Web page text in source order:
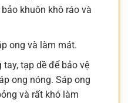
khuôn khô ráo và
ong và làm mát.
tay, tạp dề để bảo vệ
ong nóng. Sáp ong
và rất khó làm